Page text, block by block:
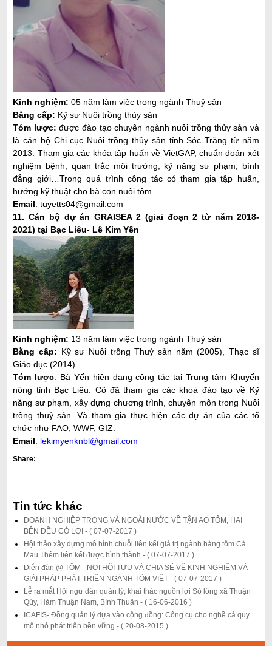
Kinh nghiệm: 05 năm làm việc trong ngành Thuỷ sản
Bằng cấp: Kỹ sư Nuôi trồng thủy sản
Tóm lược: được đào tạo chuyên ngành nuôi trồng thủy sản và
là cán bộ Chi cục Nuôi trồng thủy sản tỉnh Sóc Trăng từ năm
2013. Tham gia các khóa tập huấn về VietGAP, chuẩn đoán xét
nghiệm bệnh, quan trắc môi trường, kỹ năng sư phạm, bình
đẳng giới…Trong quá trình công tác có tham gia tập huấn,
hướng kỹ thuật cho bà con nuôi tôm.
Email:tuyetts04@gmail.com
11. Cán bộ dự án GRAISEA 2 (giai đoạn 2 từ năm 2018-
2021) tại Bạc Liêu- Lê Kim Yến
Kinh nghiệm: 13 năm làm việc trong ngành Thuỷ sản
Bằng cấp: Kỹ sư Nuôi trồng Thuỷ sản năm (2005), Thạc sĩ
Giáo dục (2014)
Tóm lược: Bà Yến hiện đang công tác tại Trung tâm Khuyến
nông tỉnh Bạc Liêu. Cô đã tham gia các khoá đào tạo về Kỹ
năng sư phạm, xây dựng chương trình, chuyên môn trong Nuôi
trồng thuỷ sản. Và tham gia thực hiện các dự án của các tổ
chức như FAO, WWF, GIZ.
Email: lekimyenknbl@gmail.com
Share:
Tin tức khác
DOANH NGHIỆP TRONG VÀ NGOÀI NƯỚC VỀ TẬN AO TÔM, HAI
BÊN ĐỀU CÓ LỢI -( 07-07-2017 )
Hội thảo xây dựng mô hình chuỗi liên kết giá trị ngành hàng tôm Cà
Mau Thêm liên kết được hình thành -( 07-07-2017 )
Diễn đàn @ TÔM - NƠI HỘI TỰU VÀ CHIA SẼ VỀ KINH NGHIỆM VÀ
GIẢI PHÁP PHÁT TRIỂN NGÀNH TÔM VIỆT -( 07-07-2017 )
Lễ ra mắt Hội ngư dân quản lý, khai thác nguồn lợi Sò lông xã Thuận
Qúy, Hàm Thuận Nam, Bình Thuận -( 16-06-2016 )
ICAFIS- Đồng quản lý dựa vào cộng đồng: Công cụ cho nghề cá quy
mô nhỏ phát triển bền vững -( 20-08-2015 )